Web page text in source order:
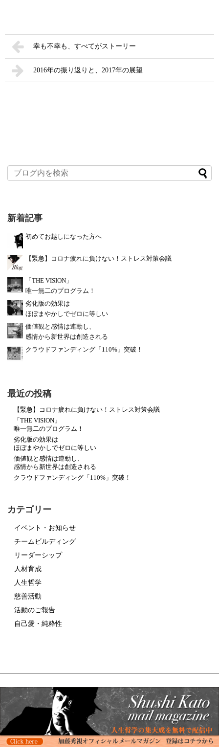
幸も不幸も、すべてがストーリー
2016年の振り返りと、2017年の展望
新着記事
初めてお越しになった方へ
【緊急】コロナ疲れに負けない！ストレス対策会議
「THE VISION」
唯一無二のプログラム！
劣化版の効果は
ほぼまやかしでゼロに等しい
価値観と感情は連動し、
感情から新世界は創造される
クラウドファンディング「110%」突破！
最近の投稿
【緊急】コロナ疲れに負けない！ストレス対策会議
「THE VISION」
唯一無二のプログラム！
劣化版の効果は
ほぼまやかしでゼロに等しい
価値観と感情は連動し、
感情から新世界は創造される
クラウドファンディング「110%」突破！
カテゴリー
イベント・お知らせ
チームビルディング
リーダーシップ
人材育成
人生哲学
慈善活動
活動のご報告
自己愛・純粋性